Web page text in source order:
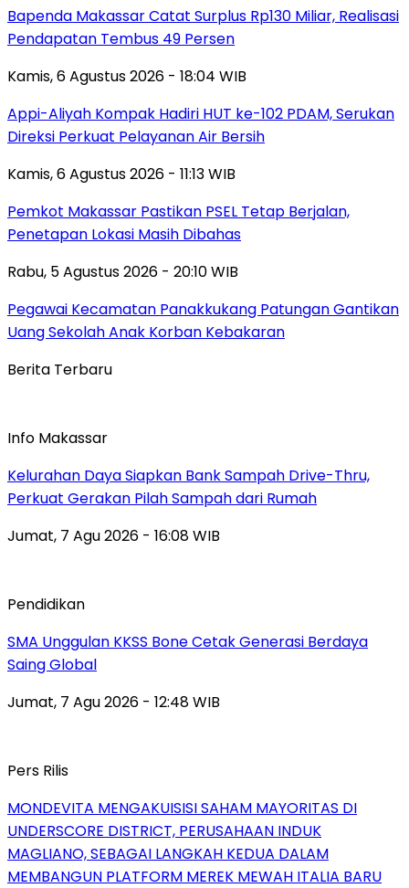
Bapenda Makassar Catat Surplus Rp130 Miliar, Realisasi
Pendapatan Tembus 49 Persen
Kamis, 6 Agustus 2026 - 18:04 WIB
Appi-Aliyah Kompak Hadiri HUT ke-102 PDAM, Serukan
Direksi Perkuat Pelayanan Air Bersih
Kamis, 6 Agustus 2026 - 11:13 WIB
Pemkot Makassar Pastikan PSEL Tetap Berjalan,
Penetapan Lokasi Masih Dibahas
Rabu, 5 Agustus 2026 - 20:10 WIB
Pegawai Kecamatan Panakkukang Patungan Gantikan
Uang Sekolah Anak Korban Kebakaran
Berita Terbaru
Info Makassar
Kelurahan Daya Siapkan Bank Sampah Drive-Thru,
Perkuat Gerakan Pilah Sampah dari Rumah
Jumat, 7 Agu 2026 - 16:08 WIB
Pendidikan
SMA Unggulan KKSS Bone Cetak Generasi Berdaya
Saing Global
Jumat, 7 Agu 2026 - 12:48 WIB
Pers Rilis
MONDEVITA MENGAKUISISI SAHAM MAYORITAS DI
UNDERSCORE DISTRICT, PERUSAHAAN INDUK
MAGLIANO, SEBAGAI LANGKAH KEDUA DALAM
MEMBANGUN PLATFORM MEREK MEWAH ITALIA BARU